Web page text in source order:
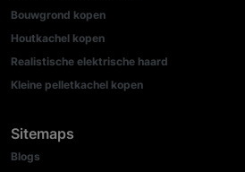
Bouwgrond kopen
Houtkachel kopen
Realistische elektrische haard
Kleine pelletkachel kopen
Sitemaps
Blogs